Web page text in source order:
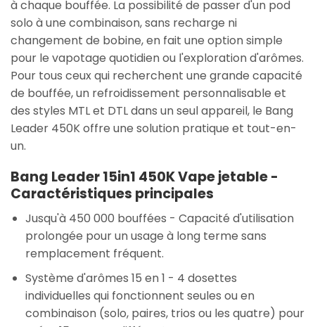
à chaque bouffée. La possibilité de passer d'un pod
solo à une combinaison, sans recharge ni
changement de bobine, en fait une option simple
pour le vapotage quotidien ou l'exploration d'arômes.
Pour tous ceux qui recherchent une grande capacité
de bouffée, un refroidissement personnalisable et
des styles MTL et DTL dans un seul appareil, le Bang
Leader 450K offre une solution pratique et tout-en-
un.
Bang Leader 15in1 450K Vape jetable -
Caractéristiques principales
Jusqu'à 450 000 bouffées - Capacité d'utilisation
prolongée pour un usage à long terme sans
remplacement fréquent.
Système d'arômes 15 en 1 - 4 dosettes
individuelles qui fonctionnent seules ou en
combinaison (solo, paires, trios ou les quatre) pour